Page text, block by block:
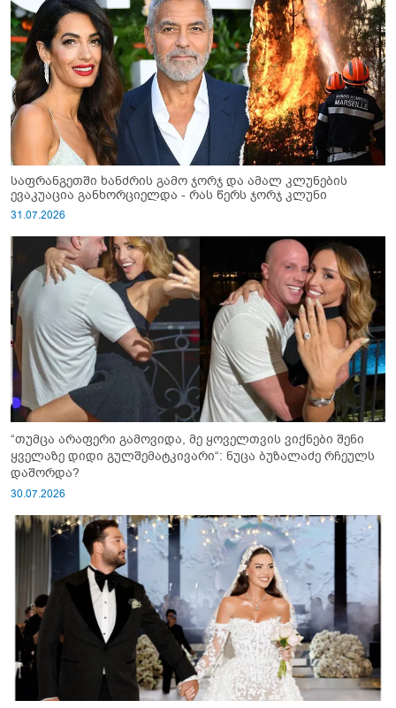
საფრანგეთში ხანძრის გამო ჯორჯ და ამალ კლუნების
ევაკუაცია განხორციელდა - რას წერს ჯორჯ კლუნი
31.07.2026
“თუმცა არაფერი გამოვიდა, მე ყოველთვის ვიქნები შენი
ყველაზე დიდი გულშემატკივარი“: ნუცა ბუზალაძე რჩეულს
დაშორდა?
30.07.2026